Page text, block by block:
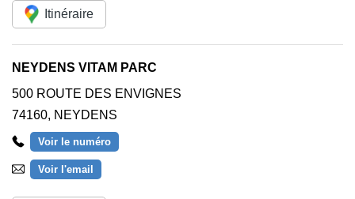
Itinéraire
NEYDENS VITAM PARC
500 ROUTE DES ENVIGNES
74160, NEYDENS
Voir le numéro
Voir l'email